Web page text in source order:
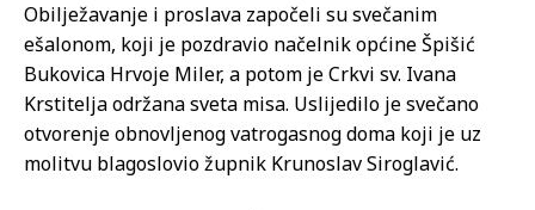
Obilježavanje i proslava započeli su svečanim
ešalonom, koji je pozdravio načelnik općine Špišić
Bukovica Hrvoje Miler, a potom je Crkvi sv. Ivana
Krstitelja održana sveta misa. Uslijedilo je svečano
otvorenje obnovljenog vatrogasnog doma koji je uz
molitvu blagoslovio župnik Krunoslav Siroglavić.